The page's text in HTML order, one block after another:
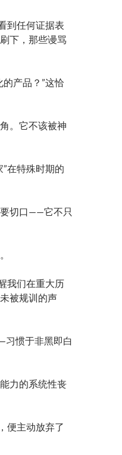
到任何证据表
下，那些谩骂
产品？”这恰
。它不该被神
在特殊时期的
切口——它不只
我们在重大历
被规训的声
习惯于非黑即白
力的系统性丧
便主动放弃了